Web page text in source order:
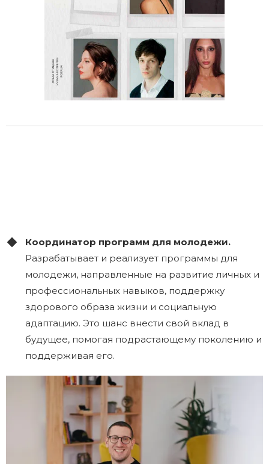
Координатор программ для молодежи.
Разрабатывает и реализует программы для
молодежи, направленные на развитие личных и
профессиональных навыков, поддержку
здорового образа жизни и социальную
адаптацию. Это шанс внести свой вклад в
будущее, помогая подрастающему поколению и
поддерживая его.